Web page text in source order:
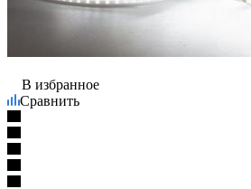
В избранное
Сравнить